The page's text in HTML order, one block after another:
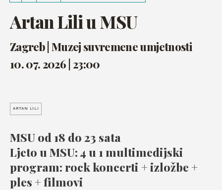
Artan Lili u MSU
Zagreb | Muzej suvremene umjetnosti
10. 07. 2026 | 23:00
ARTAN LILI
MSU od 18 do 23 sata
Ljeto u MSU: 4 u 1 multimedijski
program: rock koncerti + izložbe +
ples + filmovi